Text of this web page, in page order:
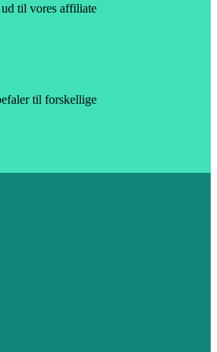
til vores affiliate
til forskellige